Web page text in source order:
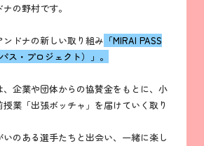
の野村です。
ドナの新しい取り組み 「MIRAI PASS
ス・プロジェクト）」。
、企業や団体からの協賛金をもとに、小
業「出張ボッチャ」を届けていく取り
のある選手たちと出会い、一緒に楽し